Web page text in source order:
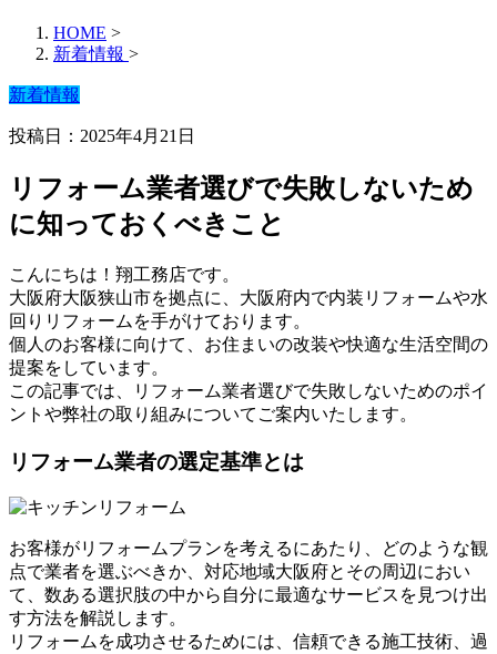
HOME >
新着情報 >
新着情報
投稿日：2025年4月21日
リフォーム業者選びで失敗しないため
に知っておくべきこと
こんにちは！翔工務店です。
大阪府大阪狭山市を拠点に、大阪府内で内装リフォームや水
回りリフォームを手がけております。
個人のお客様に向けて、お住まいの改装や快適な生活空間の
提案をしています。
この記事では、リフォーム業者選びで失敗しないためのポイ
ントや弊社の取り組みについてご案内いたします。
リフォーム業者の選定基準とは
お客様がリフォームプランを考えるにあたり、どのような観
点で業者を選ぶべきか、対応地域大阪府とその周辺におい
て、数ある選択肢の中から自分に最適なサービスを見つけ出
す方法を解説します。
リフォームを成功させるためには、信頼できる施工技術、過